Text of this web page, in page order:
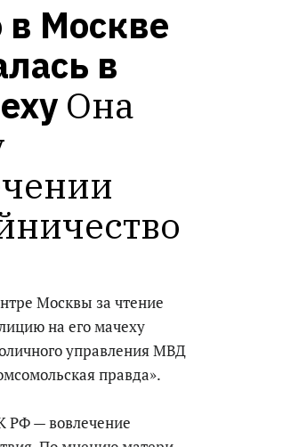
Москве
в
Она
Москвы за чтение
на его мачеху
управления МВД
правда».
РФ — вовлечение